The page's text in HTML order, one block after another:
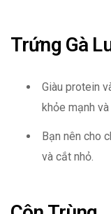
Trứng Gà
Giàu protein
khỏe mạnh và
Bạn nên cho
và cắt nhỏ.